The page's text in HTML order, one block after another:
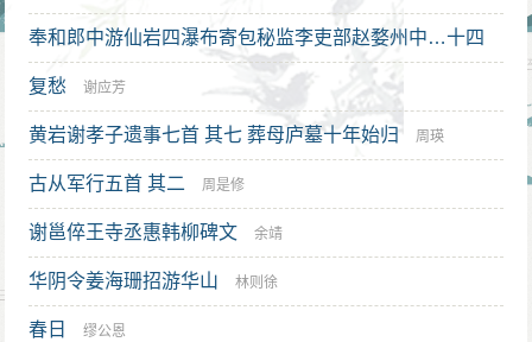
奉和郎中游仙岩四瀑布寄包秘监李吏部赵婺州中…十四
韵 李缜
复愁 谢应芳
黄岩谢孝子遗事七首 其七 葬母庐墓十年始归 周瑛
古从军行五首 其二 周是修
谢邕倅王寺丞惠韩柳碑文 余靖
华阴令姜海珊招游华山 林则徐
春日 缪公恩